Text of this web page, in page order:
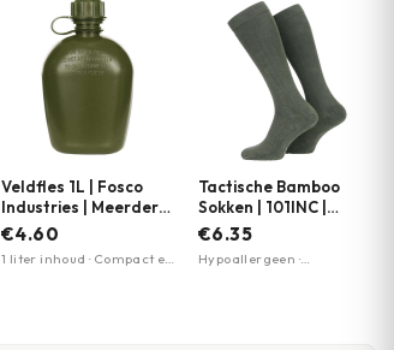
Veldfles 1L | Fosco
Industries | Meerdere
kleuren
€4.60
1 liter inhoud · Compact en
Tactische Bamboo
Sokken | 101INC |
Meerdere kleuren
€6.35
Hypoallergeen ·